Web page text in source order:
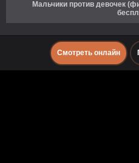
Мальчики против девочек
Смотреть онлайн